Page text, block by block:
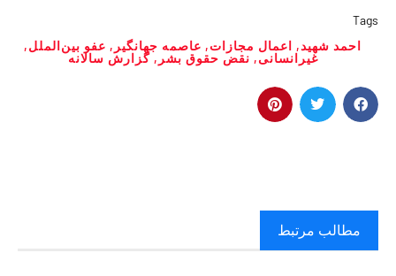
Tags
احمد شهید, اعمال مجازات‌, عاصمه جهانگیر , عفو بین‌الملل,
غیر‌انسانی, نقض حقوق بشر ,گزارش سالانه
مطالب مرتبط